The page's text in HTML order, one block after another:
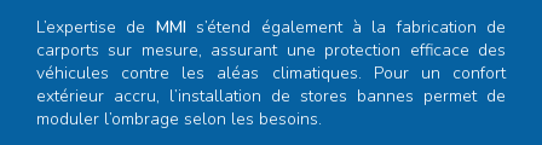
L’expertise de MMIs’étend également à la fabrication de
carports sur mesure, assurant une protection efficace des
véhicules contre les aléas climatiques. Pour un confort
extérieur accru, l’installation de stores bannes permet de
moduler l’ombrage selon les besoins.